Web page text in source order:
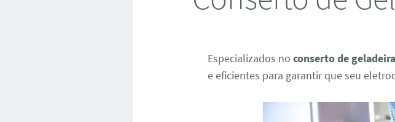
Especializados noconserto de
e eficientes para garantir que seu